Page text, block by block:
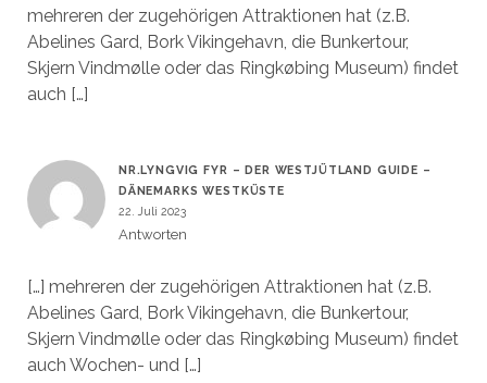
mehreren der zugehörigen Attraktionen hat (z.B.
Abelines Gard, Bork Vikingehavn, die Bunkertour,
Skjern Vindmølle oder das Ringkøbing Museum) findet
auch […]
NR.LYNGVIG FYR – DER WESTJÜTLAND GUIDE –
DÄNEMARKS WESTKÜSTE
22. Juli 2023
Antworten
[…] mehreren der zugehörigen Attraktionen hat (z.B.
Abelines Gard, Bork Vikingehavn, die Bunkertour,
Skjern Vindmølle oder das Ringkøbing Museum) findet
auch Wochen- und […]